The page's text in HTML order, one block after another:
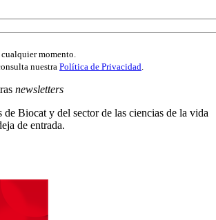
momento.
nuestra Política de Privacidad
newsletters
de Biocat y del sector de las ciencias de la vida
de entrada.